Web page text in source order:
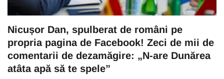
Nicușor Dan, spulberat de români pe
propria pagina de Facebook! Zeci de mii de
comentarii de dezamăgire: „N-are Dunărea
atâta apă să te spele”